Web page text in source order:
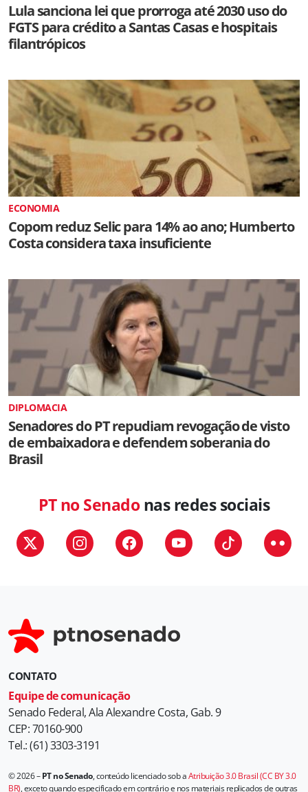
Lula sanciona lei que prorroga até 2030 uso do
FGTS para crédito a Santas Casas e hospitais
filantrópicos
ECONOMIA
Copom reduz Selic para 14% ao ano; Humberto
Costa considera taxa insuficiente
DIPLOMACIA
Senadores do PT repudiam revogação de visto
de embaixadora e defendem soberania do
Brasil
PT no Senadonas redes sociais
CONTATO
Equipe de comunicação
Senado Federal, Ala Alexandre Costa, Gab. 9
CEP: 70160-900
Tel.: (61) 3303-3191
© 2026 –PT no Senado, conteúdo licenciado sob aAtribuição 3.0 Brasil (CC BY 3.0
BR), exceto quando especificado em contrário e nos materiais replicados de outras